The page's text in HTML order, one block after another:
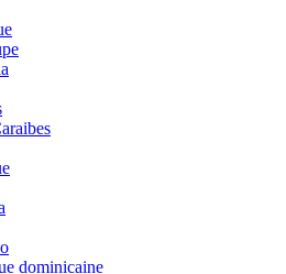
dominicaine